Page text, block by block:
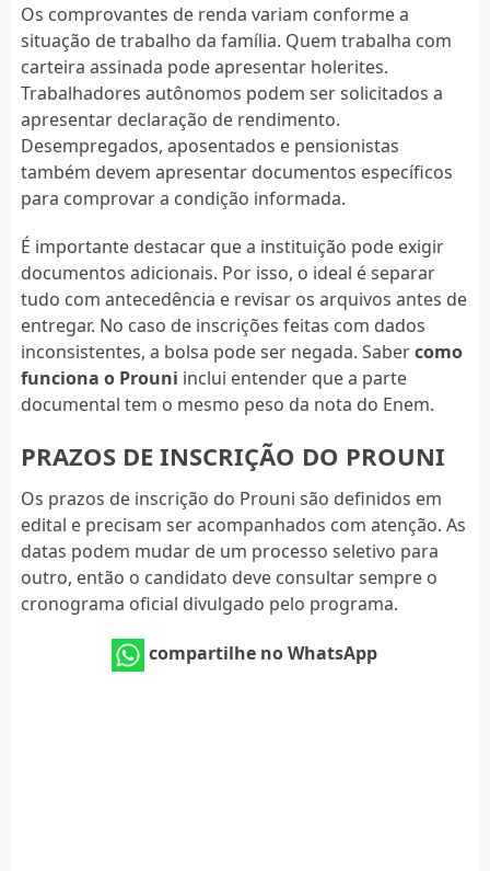
Os comprovantes de renda variam conforme a
situação de trabalho da família. Quem trabalha com
carteira assinada pode apresentar holerites.
Trabalhadores autônomos podem ser solicitados a
apresentar declaração de rendimento.
Desempregados, aposentados e pensionistas
também devem apresentar documentos específicos
para comprovar a condição informada.
É importante destacar que a instituição pode exigir
documentos adicionais. Por isso, o ideal é separar
tudo com antecedência e revisar os arquivos antes de
entregar. No caso de inscrições feitas com dados
inconsistentes, a bolsa pode ser negada. Sabercomo
funciona o Prouni inclui entender que a parte
documental tem o mesmo peso da nota do Enem.
PRAZOS DE INSCRIÇÃO DO PROUNI
Os prazos de inscrição do Prouni são definidos em
edital e precisam ser acompanhados com atenção. As
datas podem mudar de um processo seletivo para
outro, então o candidato deve consultar sempre o
cronograma oficial divulgado pelo programa.
compartilhe no WhatsApp